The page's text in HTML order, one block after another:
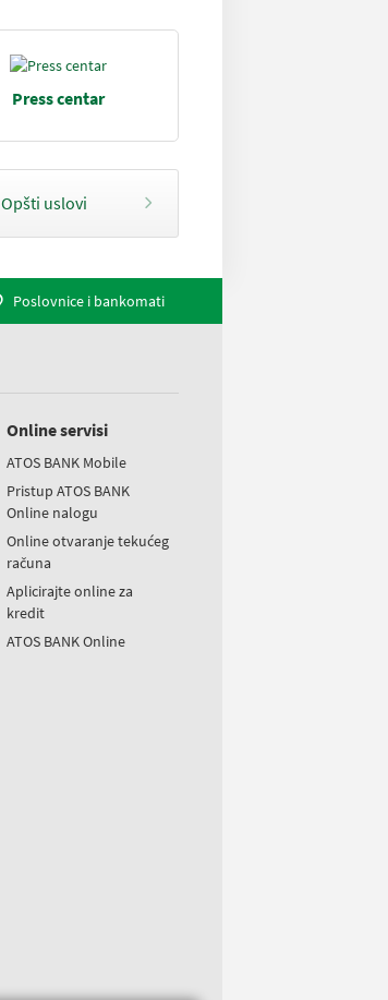
Press centar
Opšti uslovi
Poslovnice i bankomati
Online servisi
ATOS BANK Mobile
Pristup ATOS BANK
Online nalogu
Online otvaranje tekućeg
računa
Aplicirajte online za
kredit
ATOS BANK Online